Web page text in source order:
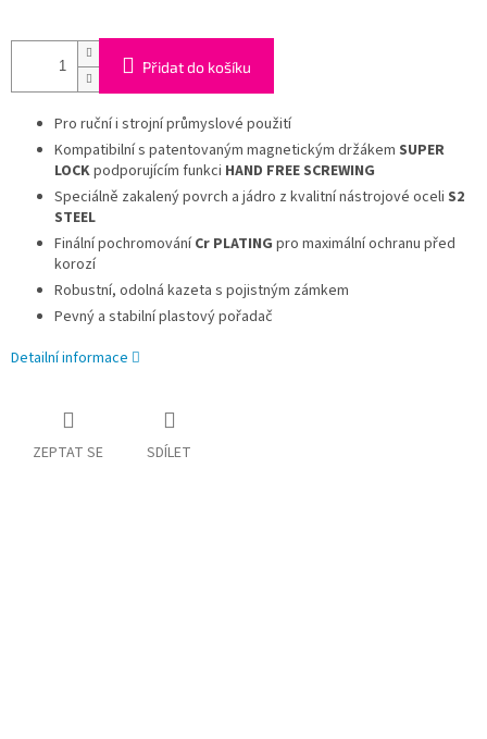
Přidat do košíku
Pro ruční i strojní průmyslové použití
Kompatibilní s patentovaným magnetickým držákem SUPER
LOCKpodporujícím funkci HAND FREE SCREWING
Speciálně zakalený povrch a jádro z kvalitní nástrojové oceli S2
STEEL
Finální pochromování Cr PLATING pro maximální ochranu před
korozí
Robustní, odolná kazeta s pojistným zámkem
Pevný a stabilní plastový pořadač
Detailní informace
ZEPTAT SE SDÍLET